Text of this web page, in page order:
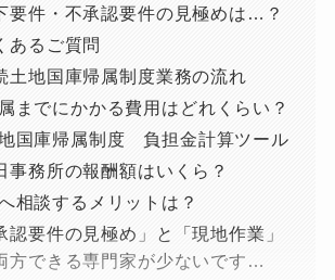
要件・不承認要件の見極めは…？
あるご質問
土地国庫帰属制度業務の流れ
までにかかる費用はどれくらい？
国庫帰属制度 負担金計算ツール
事務所の報酬額はいくら？
相談するメリットは？
認要件の見極め」と「現地作業」
方できる専門家が少ないです…